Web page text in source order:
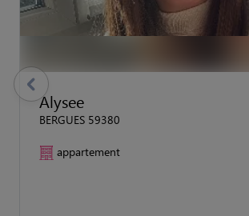
Alysee
BERGUES 59380
appartement
previous